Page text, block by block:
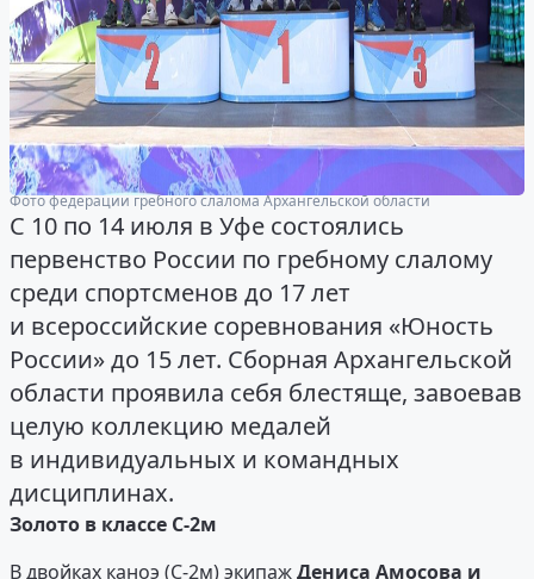
Фото федерации гребного слалома Архангельской области
С 10 по 14 июля в Уфе состоялись
первенство России по гребному слалому
среди спортсменов до 17 лет
и всероссийские соревнования «Юность
России» до 15 лет. Сборная Архангельской
области проявила себя блестяще, завоевав
целую коллекцию медалей
в индивидуальных и командных
дисциплинах.
Золото в классе С-2м
В двойках каноэ (С-2м) экипажДениса Амосова и